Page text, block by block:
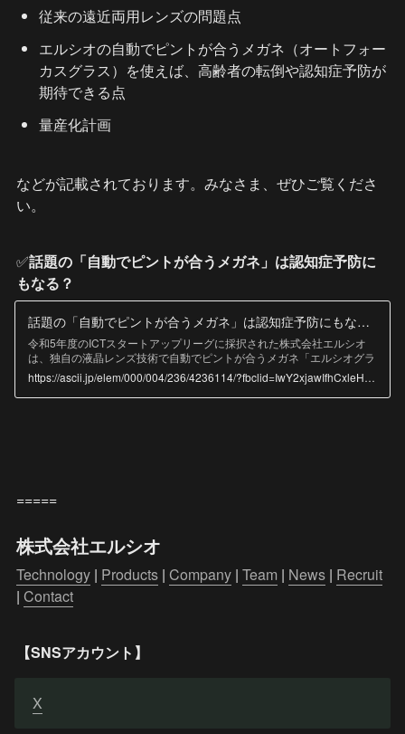
従来の遠近両用レンズの問題点
エルシオの自動でピントが合うメガネ（オートフォー
カスグラス）を使えば、高齢者の転倒や認知症予防が
期待できる点
量産化計画
などが記載されております。みなさま、ぜひご覧くださ
い。
✅話題の「自動でピントが合うメガネ」は認知症予防に
もなる？
話題の「自動でピントが合うメガネ」は認知症予防にもなる？
令和5年度のICTスタートアップリーグに採択された株式会社エルシオ
は、独自の液晶レンズ技術で自動でピントが合うメガネ「エルシオグラ
ス」の開発を進めている。薄型・広視野・度数変化の幅が大きいことが
特徴で、高齢者の転倒や認知症予防効果も期待できそうだ。
https://ascii.jp/elem/000/004/236/4236114/?fbclid=IwY2xjawIfhCxleHRuA2FlbQIxMQABHabk8uGMsJa7dPKJa79OQ5fBS9YF8FyvyBBPty520BpJLPm9b3238MGSYw_aem_YFyEkFqM3TklmRYVtgLfNg
=====
株式会社エルシオ
Technology | Products | Company | Team | News | Recruit
| Contact
【SNSアカウント】
X